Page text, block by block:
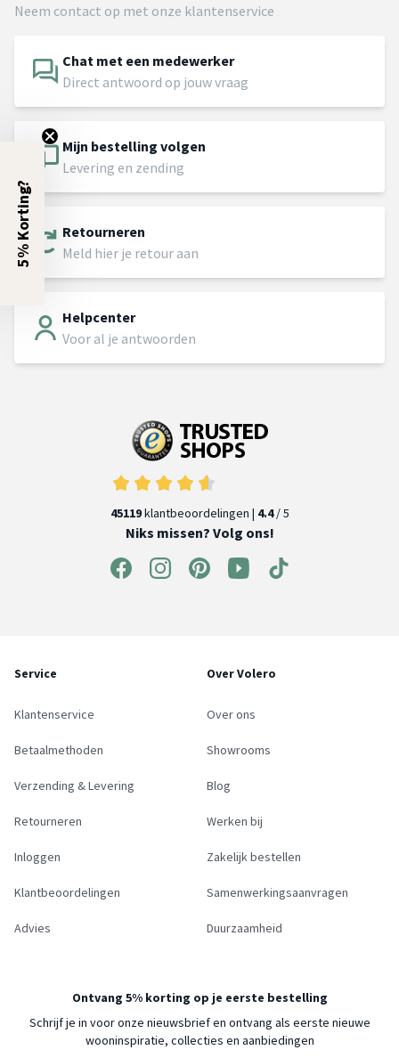
Neem contact op met onze klantenservice
Chat met een medewerker
Direct antwoord op jouw vraag
Mijn bestelling volgen
Levering en zending
Retourneren
Meld hier je retour aan
Helpcenter
Voor al je antwoorden
45119klantbeoordelingen | 4.4/ 5
Niks missen? Volg ons!
Service
Klantenservice
Betaalmethoden
Verzending & Levering
Retourneren
Inloggen
Klantbeoordelingen
Advies
Over Volero
Over ons
Showrooms
Blog
Werken bij
Zakelijk bestellen
Samenwerkingsaanvragen
Duurzaamheid
Ontvang 5% korting op je eerste bestelling
Schrijf je in voor onze nieuwsbrief en ontvang als eerste nieuwe
wooninspiratie, collecties en aanbiedingen
5% Korting?